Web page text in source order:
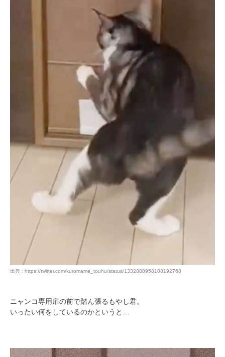
出典 : https://twitter.com/kuromame_touhu/status/1332888958108192768
ニャンコ専用扉の前で踏ん張るもやし君。
いったい何をしているのかというと…